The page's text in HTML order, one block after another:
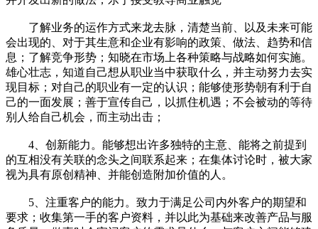
了解业务的运作方式来龙去脉，清楚当前、以及未来可能
会出现的、对于其生意和企业有影响的政策、做法、趋势和信
息；了解竞争形势；知晓在市场上各种策略与战略如何实施。
雄心壮志，知道自己想从职业当中获取什么，并主动努力去实
现目标；对自己的职业有一定的认识；能够使形势朝有利于自
己的一面发展；善于宣传自己，以抓住机遇；不会被动的等待
别人给自己机会，而主动出击；
4、创新能力。能够想出许多独特的主意、能将之前提到
的互相没有关联的念头之间联系起来；在集体讨论时，被大家
视为具有原创精神、并能创造附加价值的人。
5、注重客户的能力。致力于满足公司内外客户的期望和
要求；收集第一手的客户资料，并以此为基础来改善产品与服